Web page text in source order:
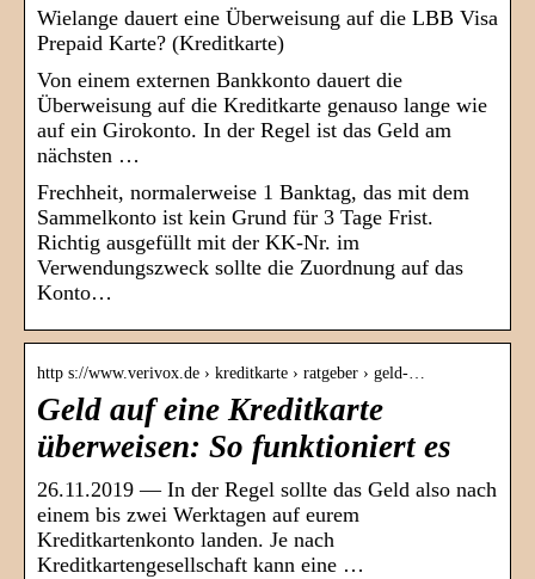
Wielange dauert eine Überweisung auf die LBB Visa
Prepaid Karte? (Kreditkarte)
Von einem externen Bankkonto dauert die
Überweisung auf die Kreditkarte genauso lange wie
auf ein Girokonto. In der Regel ist das Geld am
nächsten …
Frechheit, normalerweise 1 Banktag, das mit dem
Sammelkonto ist kein Grund für 3 Tage Frist.
Richtig ausgefüllt mit der KK-Nr. im
Verwendungszweck sollte die Zuordnung auf das
Konto…
http s://www.verivox.de › kreditkarte › ratgeber › geld-…
Geld auf eine Kreditkarte
überweisen: So funktioniert es
26.11.2019 — In der Regel sollte das Geld also nach
einem bis zwei Werktagen auf eurem
Kreditkartenkonto landen. Je nach
Kreditkartengesellschaft kann eine …